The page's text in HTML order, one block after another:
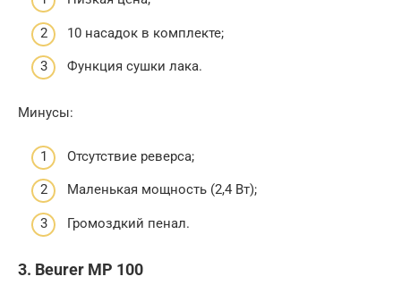
10 насадок в комплекте;
Функция сушки лака.
Минусы:
Отсутствие реверса;
Маленькая мощность (2,4 Вт);
Громоздкий пенал.
3. Beurer MP 100